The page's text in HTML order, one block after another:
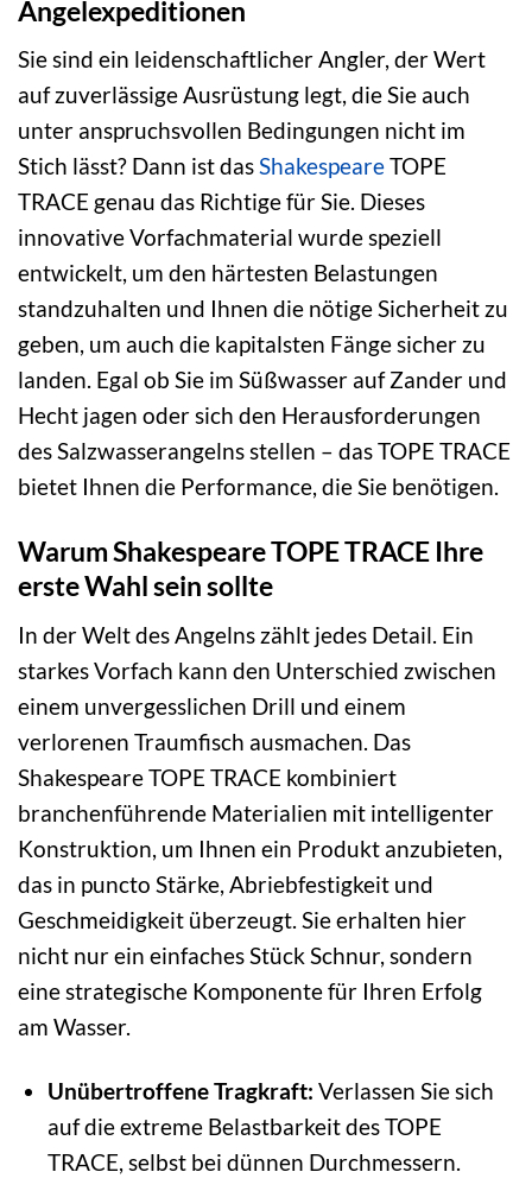
Angelexpeditionen
Sie sind ein leidenschaftlicher Angler, der Wert
auf zuverlässige Ausrüstung legt, die Sie auch
unter anspruchsvollen Bedingungen nicht im
Stich lässt? Dann ist dasShakespeareTOPE
TRACE genau das Richtige für Sie. Dieses
innovative Vorfachmaterial wurde speziell
entwickelt, um den härtesten Belastungen
standzuhalten und Ihnen die nötige Sicherheit zu
geben, um auch die kapitalsten Fänge sicher zu
landen. Egal ob Sie im Süßwasser auf Zander und
Hecht jagen oder sich den Herausforderungen
des Salzwasserangelns stellen – das TOPE TRACE
bietet Ihnen die Performance, die Sie benötigen.
Warum Shakespeare TOPE TRACE Ihre
erste Wahl sein sollte
In der Welt des Angelns zählt jedes Detail. Ein
starkes Vorfach kann den Unterschied zwischen
einem unvergesslichen Drill und einem
verlorenen Traumfisch ausmachen. Das
Shakespeare TOPE TRACE kombiniert
branchenführende Materialien mit intelligenter
Konstruktion, um Ihnen ein Produkt anzubieten,
das in puncto Stärke, Abriebfestigkeit und
Geschmeidigkeit überzeugt. Sie erhalten hier
nicht nur ein einfaches Stück Schnur, sondern
eine strategische Komponente für Ihren Erfolg
am Wasser.
Unübertroffene Tragkraft: Verlassen Sie sich
auf die extreme Belastbarkeit des TOPE
TRACE, selbst bei dünnen Durchmessern.